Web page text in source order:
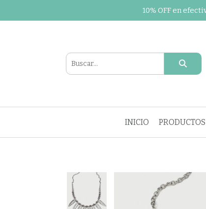
10% OFF en
INICIO PRODUCTOS